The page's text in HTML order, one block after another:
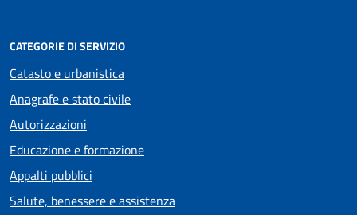
CATEGORIE DI SERVIZIO
Catasto e urbanistica
Anagrafe e stato civile
Autorizzazioni
Educazione e formazione
Appalti pubblici
Salute, benessere e assistenza